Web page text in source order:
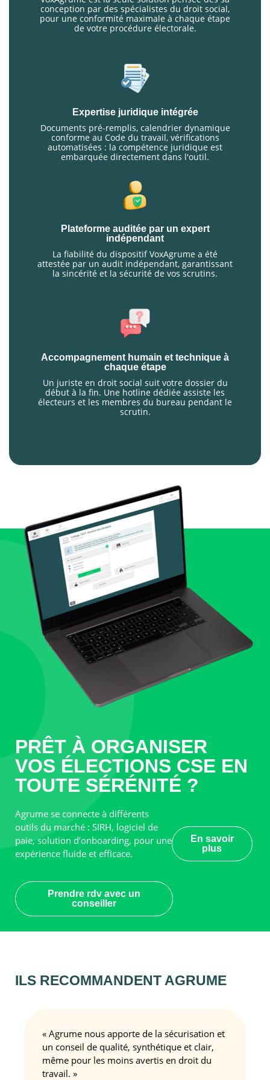
conception par des spécialistes du droit social,
pour une conformité maximale à chaque étape
de votre procédure électorale.
Expertise juridique intégrée
Documents pré-remplis, calendrier dynamique
conforme au Code du travail, vérifications
automatisées : la compétence juridique est
embarquée directement dans l'outil.
Plateforme auditée par un expert
indépendant
La fiabilité du dispositif VoxAgrume a été
attestée par un audit indépendant, garantissant
la sincérité et la sécurité de vos scrutins.
Accompagnement humain et technique à
chaque étape
Un juriste en droit social suit votre dossier du
début à la fin. Une hotline dédiée assiste les
électeurs et les membres du bureau pendant le
scrutin.
PRÊT À ORGANISER
VOS ÉLECTIONS CSE EN
TOUTE SÉRÉNITÉ ?
Agrume se connecte à différents
outils du marché : SIRH, logiciel de
paie, solution d’onboarding, pour une
expérience fluide et efficace.
En savoir
plus
Prendre rdv avec un
conseiller
ILS RECOMMANDENT AGRUME
« Agrume nous apporte de la sécurisation et
un conseil de qualité, synthétique et clair,
même pour les moins avertis en droit du
travail. »